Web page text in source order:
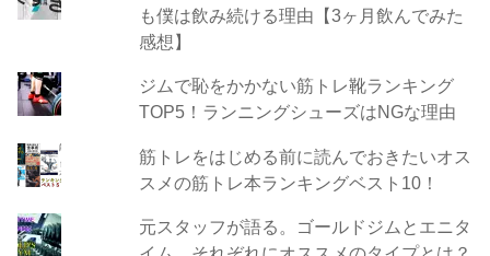
も僕は飲み続ける理由【3ヶ月飲んでみた
感想】
ジムで恥をかかない筋トレ靴ランキング
TOP5！ランニングシューズはNGな理由
筋トレをはじめる前に読んでおきたいオス
スメの筋トレ本ランキングベスト10！
元スタッフが語る。ゴールドジムとエニタ